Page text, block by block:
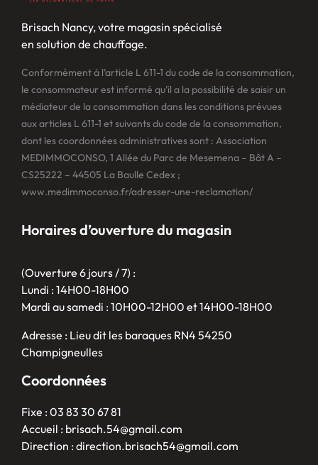
Brisach Nancy, votre magasin spécialisé
en solution de chauffage.
Conformément à l’article L 611-1 du code de la consommation,
le consommateur est informé qu’il a la possibilité de saisir un
médiateur de la consommation dans les conditions prévues
aux articles L 611-1 et suivants du code de la consommation,
dont les coordonnées administratives sont : Association
MEDIMMOCONSO, 1 Allée du Parc de Mesemena – Bât A –
CS25222 – 44505 La Baulle Cedex ;
www.medimmoconso.fr/adresser-une-reclamation/
Horaires d’ouverture du magasin
(Ouverture 6 jours / 7) :
Lundi : 14H00-18H00
Mardi au samedi : 10H00-12H00 et 14H00-18H00
Adresse : Lieu dit les baraques RN4 54250
Champigneulles
Coordonnées
Fixe : 03 83 30 67 81
Accueil : brisach.54@gmail.com
Direction : direction.brisach54@gmail.com